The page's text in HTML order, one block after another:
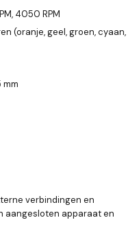
4050 RPM
(oranje, geel, groen, cyaan,
mm
verbindingen en
aangesloten apparaat en